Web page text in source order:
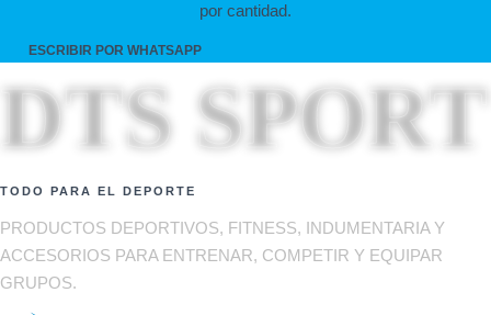
por cantidad.
ESCRIBIR POR WHATSAPP
DTS SPORT
TODO PARA EL DEPORTE
PRODUCTOS DEPORTIVOS, FITNESS, INDUMENTARIA Y
ACCESORIOS PARA ENTRENAR, COMPETIR Y EQUIPAR
GRUPOS.